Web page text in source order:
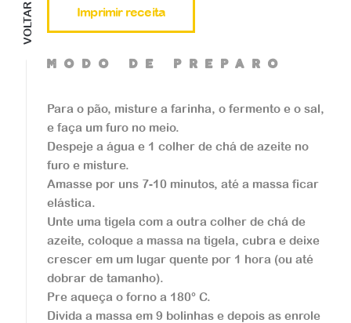
Veja a receita
Salgados
Panqueca de Batata
...
Veja a receita
VOLTAR Imprimir receita
mOdO de preparO
Para o pão, misture a farinha, o fermento e o sal,
e faça um furo no meio.
Despeje a água e 1 colher de chá de azeite no
furo e misture.
Amasse por uns 7-10 minutos, até a massa ficar
elástica.
Unte uma tigela com a outra colher de chá de
azeite, coloque a massa na tigela, cubra e deixe
crescer em um lugar quente por 1 hora (ou até
dobrar de tamanho).
Pre aqueça o forno a 180° C.
Divida a massa em 9 bolinhas e depois as enrole